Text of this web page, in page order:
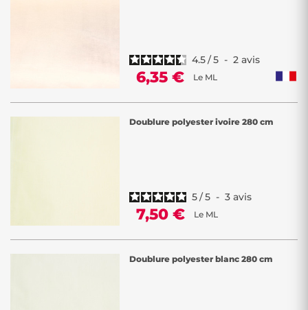
4.5/5 - 2 avis
6,35 € Le ML
Doublure polyester ivoire 280 cm
5/5 - 3 avis
7,50 € Le ML
Doublure polyester blanc 280 cm